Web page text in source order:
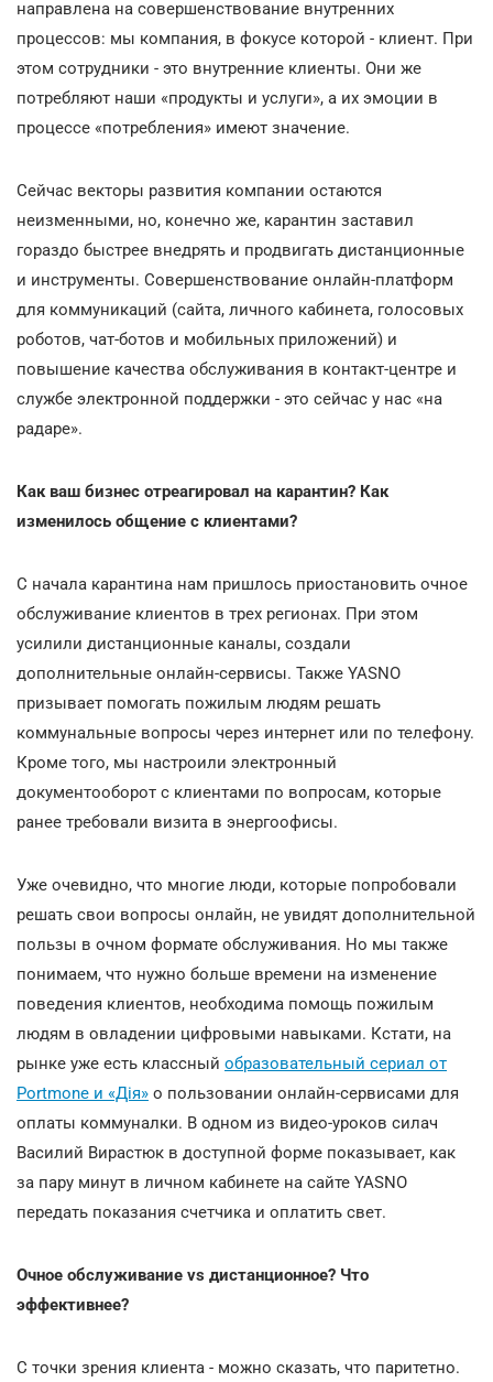
направлена на совершенствование внутренних
процессов: мы компания, в фокусе которой - клиент. При
этом сотрудники - это внутренние клиенты. Они же
потребляют наши «продукты и услуги», а их эмоции в
процессе «потребления» имеют значение.
Сейчас векторы развития компании остаются
неизменными, но, конечно же, карантин заставил
гораздо быстрее внедрять и продвигать дистанционные
и инструменты. Совершенствование онлайн-платформ
для коммуникаций (сайта, личного кабинета, голосовых
роботов, чат-ботов и мобильных приложений) и
повышение качества обслуживания в контакт-центре и
службе электронной поддержки - это сейчас у нас «на
радаре».
Как ваш бизнес отреагировал на карантин? Как
изменилось общение с клиентами?
С начала карантина нам пришлось приостановить очное
обслуживание клиентов в трех регионах. При этом
усилили дистанционные каналы, создали
дополнительные онлайн-сервисы. Также YASNO
призывает помогать пожилым людям решать
коммунальные вопросы через интернет или по телефону.
Кроме того, мы настроили электронный
документооборот с клиентами по вопросам, которые
ранее требовали визита в энергоофисы.
Уже очевидно, что многие люди, которые попробовали
решать свои вопросы онлайн, не увидят дополнительной
пользы в очном формате обслуживания. Но мы также
понимаем, что нужно больше времени на изменение
поведения клиентов, необходима помощь пожилым
людям в овладении цифровыми навыками. Кстати, на
рынке уже есть классный образовательный сериал от
Portmone и «Дія» о пользовании онлайн-сервисами для
оплаты коммуналки. В одном из видео-уроков силач
Василий Вирастюк в доступной форме показывает, как
за пару минут в личном кабинете на сайте YASNO
передать показания счетчика и оплатить свет.
Очное обслуживание vs дистанционное? Что
эффективнее?
С точки зрения клиента - можно сказать, что паритетно.